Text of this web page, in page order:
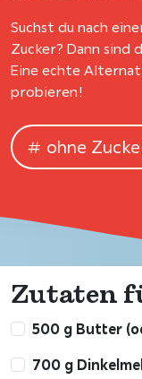
Suchst du nach
Zucker? Dann sind
Eine echte
probieren!
ohne
Zutaten
500 g Butter
700 g